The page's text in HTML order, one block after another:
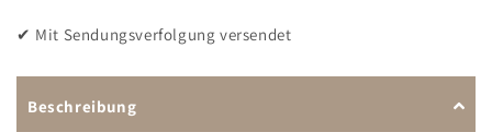
✔ Mit Sendungsverfolgung versendet
Beschreibung